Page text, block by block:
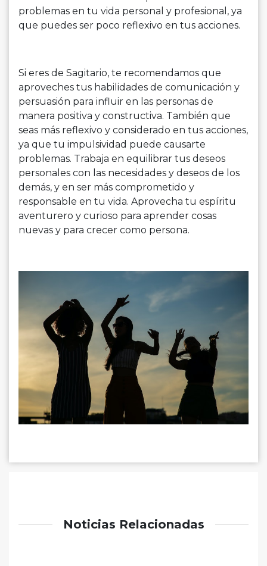
problemas en tu vida personal y profesional, ya
que puedes ser poco reflexivo en tus acciones.
Si eres de Sagitario, te recomendamos que
aproveches tus habilidades de comunicación y
persuasión para influir en las personas de
manera positiva y constructiva. También que
seas más reflexivo y considerado en tus acciones,
ya que tu impulsividad puede causarte
problemas. Trabaja en equilibrar tus deseos
personales con las necesidades y deseos de los
demás, y en ser más comprometido y
responsable en tu vida. Aprovecha tu espíritu
aventurero y curioso para aprender cosas
nuevas y para crecer como persona.
Noticias Relacionadas